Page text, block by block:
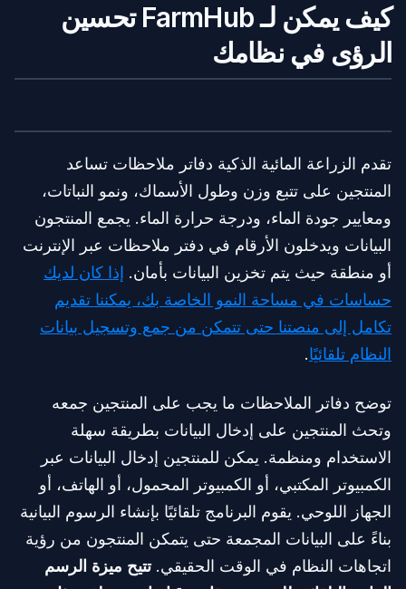
كيف يمكن لـ FarmHub تحسين
الرؤى في نظامك
تقدم الزراعة المائية الذكية دفاتر ملاحظات تساعد
المنتجين على تتبع وزن وطول الأسماك، ونمو النباتات،
ومعايير جودة الماء، ودرجة حرارة الماء. يجمع المنتجون
البيانات ويدخلون الأرقام في دفتر ملاحظات عبر الإنترنت
أو منطقة حيث يتم تخزين البيانات بأمان. إذا كان لديك
حساسات في مساحة النمو الخاصة بك، يمكننا تقديم
تكامل إلى منصتنا حتى تتمكن من جمع وتسجيل بيانات
النظام تلقائيًا.
توضح دفاتر الملاحظات ما يجب على المنتجين جمعه
وتحث المنتجين على إدخال البيانات بطريقة سهلة
الاستخدام ومنظمة. يمكن للمنتجين إدخال البيانات عبر
الكمبيوتر المكتبي، أو الكمبيوتر المحمول، أو الهاتف، أو
الجهاز اللوحي. يقوم البرنامج تلقائيًا بإنشاء الرسوم البيانية
بناءً على البيانات المجمعة حتى يتمكن المنتجون من رؤية
اتجاهات النظام في الوقت الحقيقي.تتيح ميزة الرسم